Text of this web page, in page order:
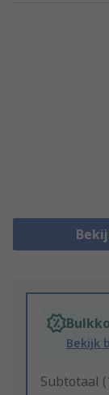
Bekijk
Subtotaal